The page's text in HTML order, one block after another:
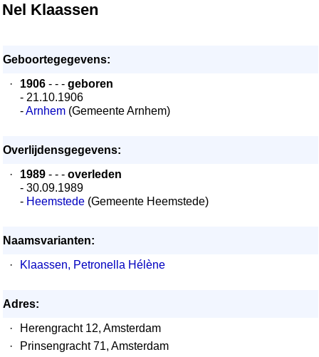
Nel Klaassen
Geboortegegevens:
·
1906 - - - geboren
- 21.10.1906
-Arnhem (Gemeente Arnhem)
Overlijdensgegevens:
·
1989 - - - overleden
- 30.09.1989
- Heemstede (Gemeente Heemstede)
Naamsvarianten:
·
Klaassen, Petronella Hélène
Adres:
·
Herengracht 12, Amsterdam
·
Prinsengracht 71, Amsterdam